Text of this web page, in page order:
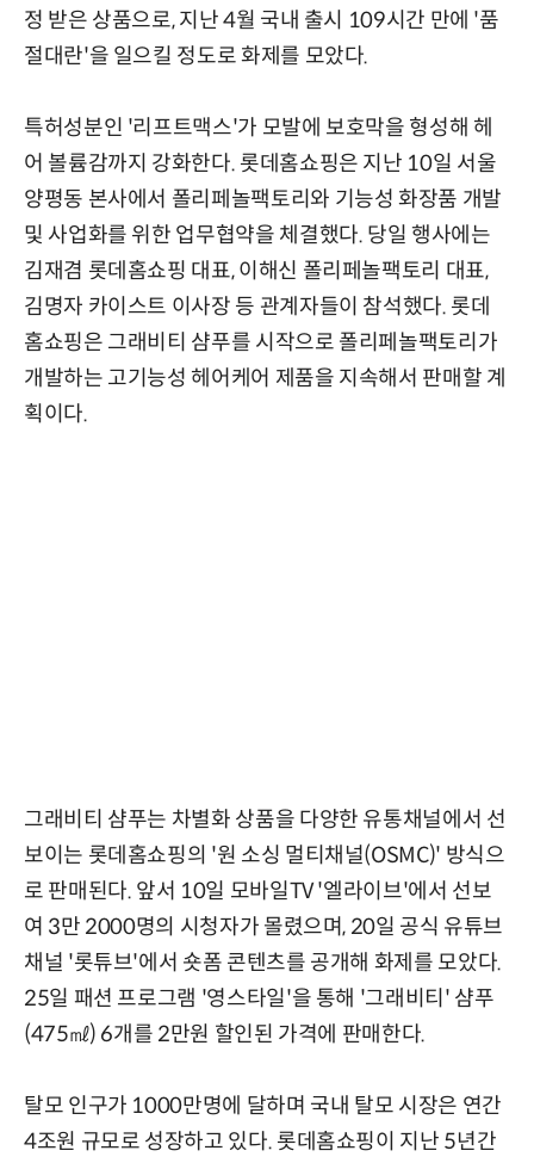
정 받은 상품으로, 지난 4월 국내 출시 109시간 만에 '품
절대란'을 일으킬 정도로 화제를 모았다.
특허성분인 '리프트맥스'가 모발에 보호막을 형성해 헤
어 볼륨감까지 강화한다. 롯데홈쇼핑은 지난 10일 서울
양평동 본사에서 폴리페놀팩토리와 기능성 화장품 개발
및 사업화를 위한 업무협약을 체결했다. 당일 행사에는
김재겸 롯데홈쇼핑 대표, 이해신 폴리페놀팩토리 대표,
김명자 카이스트 이사장 등 관계자들이 참석했다. 롯데
홈쇼핑은 그래비티 샴푸를 시작으로 폴리페놀팩토리가
개발하는 고기능성 헤어케어 제품을 지속해서 판매할 계
획이다.
그래비티 샴푸는 차별화 상품을 다양한 유통채널에서 선
보이는 롯데홈쇼핑의 '원 소싱 멀티채널(OSMC)' 방식으
로 판매된다. 앞서 10일 모바일TV '엘라이브'에서 선보
여 3만 2000명의 시청자가 몰렸으며, 20일 공식 유튜브
채널 '롯튜브'에서 숏폼 콘텐츠를 공개해 화제를 모았다.
25일 패션 프로그램 '영스타일'을 통해 '그래비티' 샴푸
(475㎖) 6개를 2만원 할인된 가격에 판매한다.
탈모 인구가 1000만명에 달하며 국내 탈모 시장은 연간
4조원 규모로 성장하고 있다. 롯데홈쇼핑이 지난 5년간